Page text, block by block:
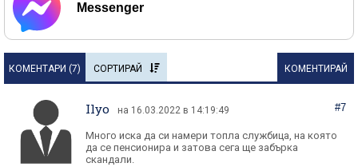
Messenger
КОМЕНТАРИ (7) СОРТИРАЙ КОМЕНТИРАЙ
Ilyo на 16.03.2022 в 14:19:49 #7
Много иска да си намери топла службица, на която
да се пенсионира и затова сега ще забърка
скандали.